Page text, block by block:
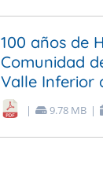
100 años de
Comunidad
Valle Inferior
| 9.78 MB |